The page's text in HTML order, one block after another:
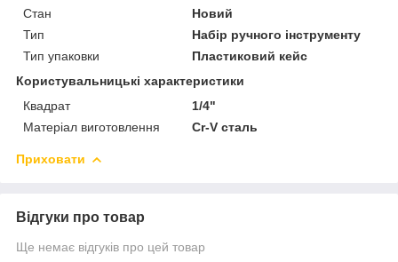
Стан
Новий
Тип
Набір ручного інструменту
Тип упаковки
Пластиковий кейс
Користувальницькі характеристики
Квадрат
1/4"
Матеріал виготовлення
Cr-V сталь
Приховати
Відгуки про товар
Ще немає відгуків про цей товар